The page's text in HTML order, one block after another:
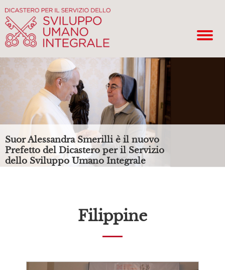
Suor Alessandra Smerilli è il nuovo
Prefetto del Dicastero per il Servizio
dello Sviluppo Umano Integrale
Filippine